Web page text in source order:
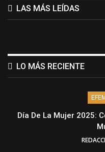
LAS MÁS LEÍDAS
LO MÁS RECIENTE
Día De La Mujer 2025: